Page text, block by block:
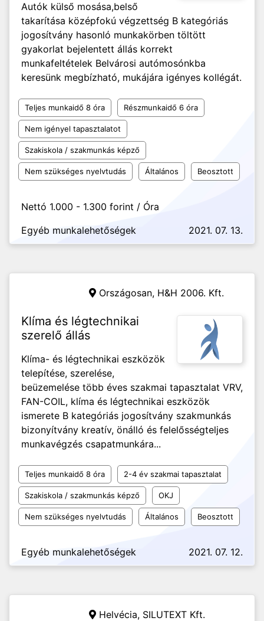
Autók külső mosása,belső
takarítása középfokú végzettség B kategóriás
jogosítvány hasonló munkakörben töltött
gyakorlat bejelentett állás korrekt
munkafeltételek Belvárosi autómosónkba
keresünk megbízható, mukájára igényes kollégát.
Teljes munkaidő 8 óra Részmunkaidő 6 óra
Nem igényel tapasztalatot
Szakiskola / szakmunkás képző
Nem szükséges nyelvtudás Általános Beosztott
Nettó 1.000 - 1.300 forint / Óra
Egyéb munkalehetőségek
2021. 07. 13.
Országosan, H&H 2006. Kft.
Klíma és légtechnikai
szerelő állás
Klíma- és légtechnikai eszközök
telepítése, szerelése,
beüzemelése több éves szakmai tapasztalat VRV,
FAN-COIL, klíma és légtechnikai eszközök
ismerete B kategóriás jogosítvány szakmunkás
bizonyítvány kreatív, önálló és felelősségteljes
munkavégzés csapatmunkára...
Teljes munkaidő 8 óra 2-4 év szakmai tapasztalat
Szakiskola / szakmunkás képző OKJ
Nem szükséges nyelvtudás Általános Beosztott
Egyéb munkalehetőségek 2021. 07. 12.
Helvécia, SILUTEXT Kft.